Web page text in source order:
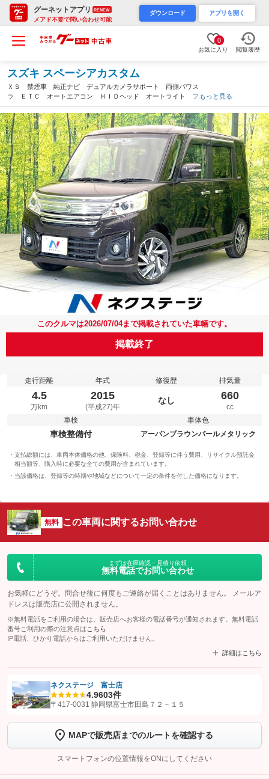
グーネットアプリ RENEW
メアド不要で問い合わせ可能
ダウンロード アプリを開く
0
お気に入り 閲覧履歴
スズキ スペーシアカスタム
ＸＳ 禁煙車 純正ナビ デュアルカメラサポート 両側パワス
ラ ＥＴＣ オートエアコン ＨＩＤヘッド オートライト フォ
グ シートヒーター サンシェード シートリフター スマートキ
ー 電動格納ミラー（静岡県）
もっと見る
このクルマは2026/07/04まで掲載されていた車輛です。
掲載終了
走行距離
4.5
万km
年式
2015
(平成27)年
修復歴
なし
排気量
660
cc
車検
車検整備付
車体色
アーバンブラウンパールメタリック
支払総額には、車両本体価格の他、保険料、税金、登録等に伴う費用、リサイクル預託金
相当額等、購入時に必要な全ての費用が含まれています。
当該価格は、登録等の時期や地域などについて一定の条件を付した価格になります。
無料 この車両に関するお問い合わせ
まずは在庫確認・見積り依頼
無料電話でお問い合わせ
お気軽にどうぞ。問合せ後に何度もご連絡が届くことはありません。 メールア
ドレスは販売店に公開されません。
※無料電話をご利用の場合は、販売店へお客様の電話番号が通知されます。無料電話
番号ご利用の際の注意点は こちら
IP電話、ひかり電話からはご利用いただけません。
詳細はこちら
【STEP1】認証画面でグーネットを友だち追加してから「許可する」ボタンを押
トーク画面で
ボタンをタップして問い合わせを
完了してください。
こちら
ネクステージ 富士店
4.9603件
〒417-0031 静岡県富士市田島７２－１５
MAPで販売店までのルートを確認する
スマートフォンの位置情報をONにしてください